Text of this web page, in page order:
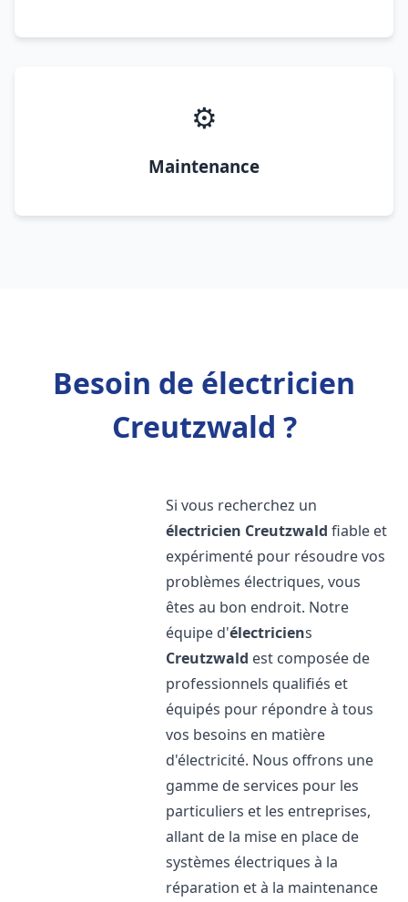
⚙️
Maintenance
Besoin de électricien
Creutzwald ?
Si vous recherchez un
électricien Creutzwald fiable et
expérimenté pour résoudre vos
problèmes électriques, vous
êtes au bon endroit. Notre
équipe d'électriciens
Creutzwald est composée de
professionnels qualifiés et
équipés pour répondre à tous
vos besoins en matière
d'électricité. Nous offrons une
gamme de services pour les
particuliers et les entreprises,
allant de la mise en place de
systèmes électriques à la
réparation et à la maintenance